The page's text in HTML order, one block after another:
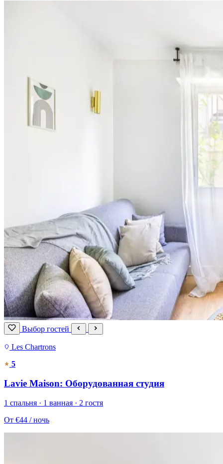
Выбор гостей
Les Chartrons
5
Lavie Maison: Оборудованная студия
1 спальня · 1 ванная · 2 гостя
От €44 / ночь